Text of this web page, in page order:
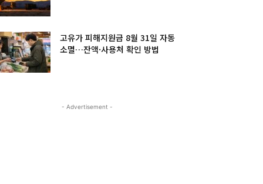
고유가 피해지원금 8월 31일 자동
소멸…잔액·사용처 확인 방법
- Advertisement -